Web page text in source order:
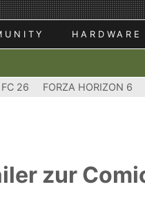
HARDWARE
FC 26 FORZA HORIZON 6
zur